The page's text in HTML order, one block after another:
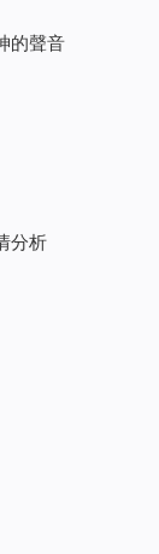
的聲音
分析